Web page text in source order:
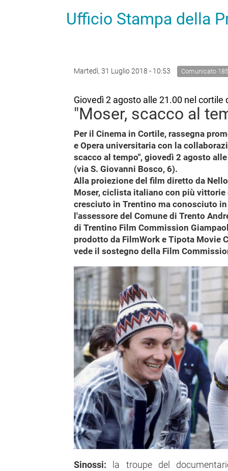
Ufficio Stampa della
Martedì, 31 Luglio 2018 - 10:53 Comunicato
Giovedì 2 agosto alle 21.00 nel
"Moser, scacco al
Per il Cinema in Cortile, rassegna
e Opera universitaria con la
scacco al tempo", giovedì 2 agosto
(via S. Giovanni Bosco, 6).
Alla proiezione del film diretto da
Moser, ciclista italiano con più vittorie
cresciuto in Trentino ma conosciuto
l'assessore del Comune di Trento
di Trentino Film Commission
prodotto da FilmWork e Tipota Movie
vede il sostegno della Film
Sinossi:
la troupe del